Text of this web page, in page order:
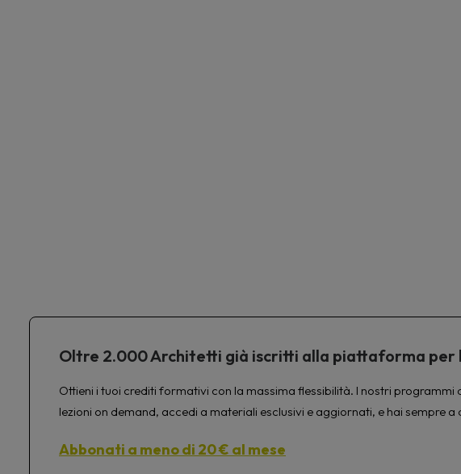
Oltre 2.000 Architetti già iscritti alla piattaforma
Ottieni i tuoi crediti formativi con la massima flessibilità. I nostri
lezioni on demand, accedi a materiali esclusivi e aggiornati, e hai sempre
Abbonati a meno di 20 € al mese